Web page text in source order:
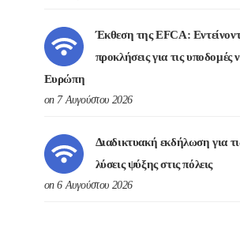
Έκθεση της EFCA:
προκλήσεις για τις υποδομές
Ευρώπη
on 7 Αυγούστου 2026
Διαδικτυακή εκδήλωση για
λύσεις ψύξης στις πόλεις
on 6 Αυγούστου 2026